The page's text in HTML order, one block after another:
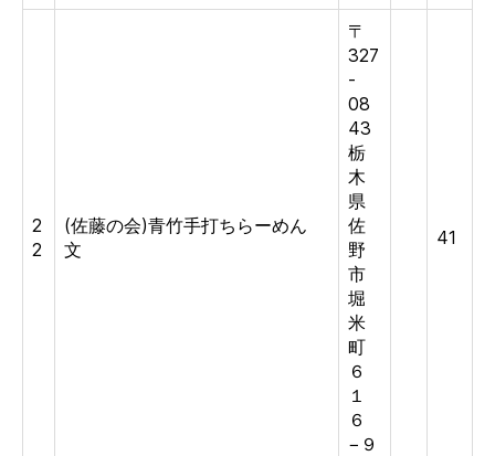
2
2
(佐藤の会)青竹手打ちらーめん
文
〒
327
-
08
43
栃
木
県
佐
野
市
堀
米
町
６
１
６
−９
41